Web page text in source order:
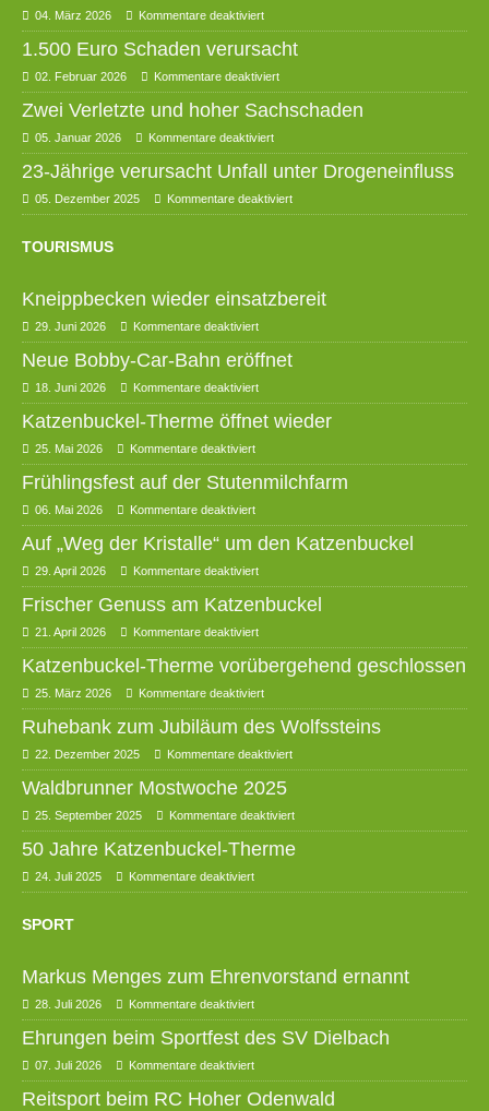
04. März 2026 Kommentare deaktiviert
1.500 Euro Schaden verursacht
02. Februar 2026 Kommentare deaktiviert
Zwei Verletzte und hoher Sachschaden
05. Januar 2026 Kommentare deaktiviert
23-Jährige verursacht Unfall unter Drogeneinfluss
05. Dezember 2025 Kommentare deaktiviert
TOURISMUS
Kneippbecken wieder einsatzbereit
29. Juni 2026 Kommentare deaktiviert
Neue Bobby-Car-Bahn eröffnet
18. Juni 2026 Kommentare deaktiviert
Katzenbuckel-Therme öffnet wieder
25. Mai 2026 Kommentare deaktiviert
Frühlingsfest auf der Stutenmilchfarm
06. Mai 2026 Kommentare deaktiviert
Auf „Weg der Kristalle“ um den Katzenbuckel
29. April 2026 Kommentare deaktiviert
Frischer Genuss am Katzenbuckel
21. April 2026 Kommentare deaktiviert
Katzenbuckel-Therme vorübergehend geschlossen
25. März 2026 Kommentare deaktiviert
Ruhebank zum Jubiläum des Wolfssteins
22. Dezember 2025 Kommentare deaktiviert
Waldbrunner Mostwoche 2025
25. September 2025 Kommentare deaktiviert
50 Jahre Katzenbuckel-Therme
24. Juli 2025 Kommentare deaktiviert
SPORT
Markus Menges zum Ehrenvorstand ernannt
28. Juli 2026 Kommentare deaktiviert
Ehrungen beim Sportfest des SV Dielbach
07. Juli 2026 Kommentare deaktiviert
Reitsport beim RC Hoher Odenwald